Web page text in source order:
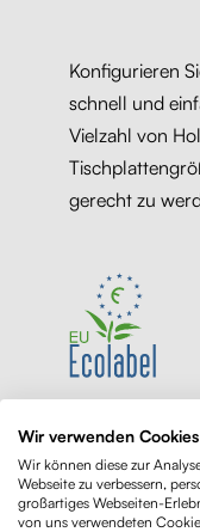
Konfigurieren
schnell und
Vielzahl von
gerecht zu
Wir verwenden Cookies
Wir können diese zur
Webseite zu verbessern,
großartiges Webseiten-
von uns verwendeten